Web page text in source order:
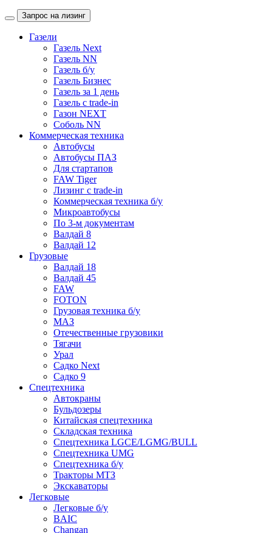
Запрос на лизинг
Газели
Газель Next
Газель NN
Газель б/у
Газель Бизнес
Газель за 1 день
Газель с trade-in
Газон NEXT
Соболь NN
Коммерческая техника
Автобусы
Автобусы ПАЗ
Для стартапов
FAW Tiger
Лизинг с trade-in
Коммерческая техника б/у
Микроавтобусы
По 3-м документам
Валдай 8
Валдай 12
Грузовые
Валдай 18
Валдай 45
FAW
FOTON
Грузовая техника б/у
МАЗ
Отечественные грузовики
Тягачи
Урал
Садко Next
Садко 9
Спецтехника
Автокраны
Бульдозеры
Китайская спецтехника
Складская техника
Спецтехника LGCE/LGMG/BULL
Спецтехника UMG
Спецтехника б/у
Тракторы МТЗ
Экскаваторы
Легковые
Легковые б/у
BAIC
Changan